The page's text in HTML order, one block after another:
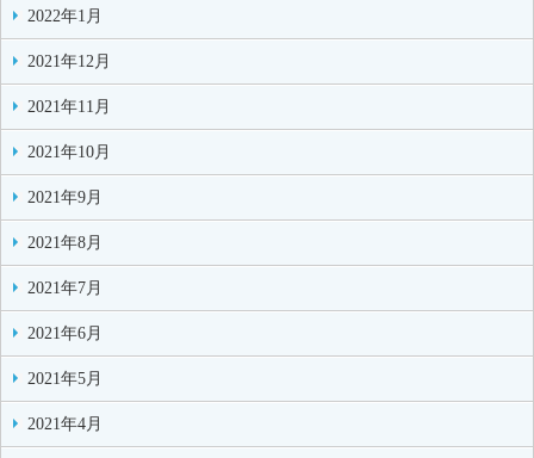
2022年1月
2021年12月
2021年11月
2021年10月
2021年9月
2021年8月
2021年7月
2021年6月
2021年5月
2021年4月